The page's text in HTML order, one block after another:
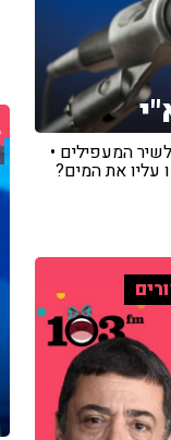
המעפילים •
עליו את המים?